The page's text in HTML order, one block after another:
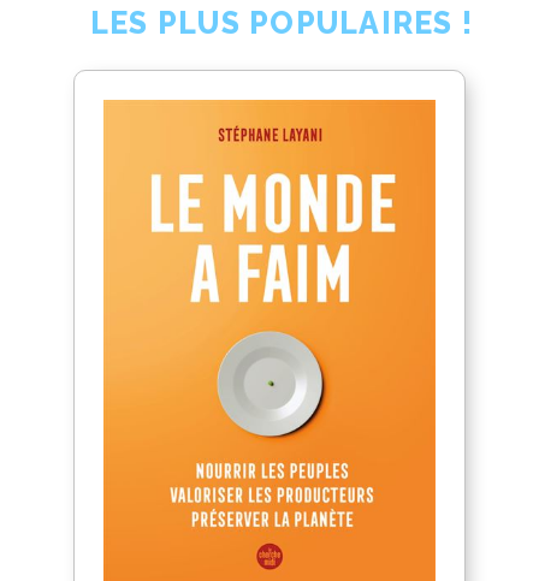
LES PLUS POPULAIRES !